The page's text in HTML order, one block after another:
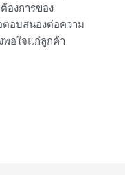
องการของ
ตอบสนองต่อความ
พอใจแก่ลูกค้า